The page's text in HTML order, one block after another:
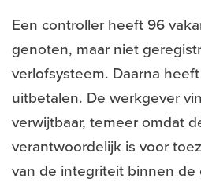
Een controller heeft 96
genoten, maar niet
verlofsysteem. Daarna
uitbetalen. De werkgever
verwijtbaar, temeer omdat
verantwoordelijk is voor
van de integriteit binnen de